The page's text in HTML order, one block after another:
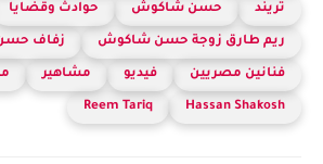
تريند حسن شاكوش حوادث وقضايا
ريم طارق زوجة حسن شاكوش زفاف
فنانين مصريين فيديو مشاهير
Hassan Shakosh
Reem Tariq